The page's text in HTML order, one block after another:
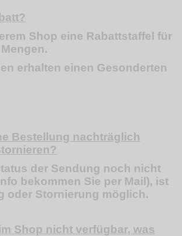
Shop eine Rabattstaffel für
erhalten einen Gesonderten
Bestellung nachträglich
der Sendung noch nicht
bekommen Sie per Mail), ist
oder Stornierung möglich.
Shop nicht verfügbar, was